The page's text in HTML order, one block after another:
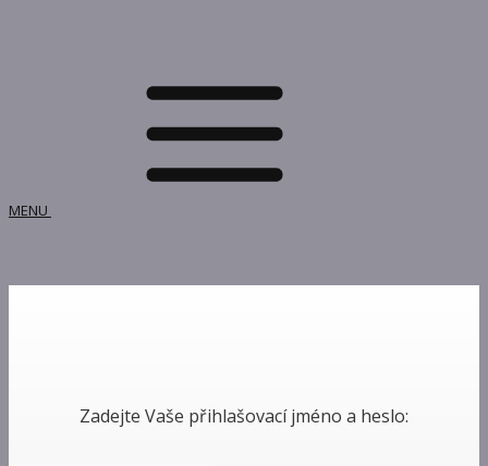
MENU
Zadejte Vaše přihlašovací jméno a heslo: